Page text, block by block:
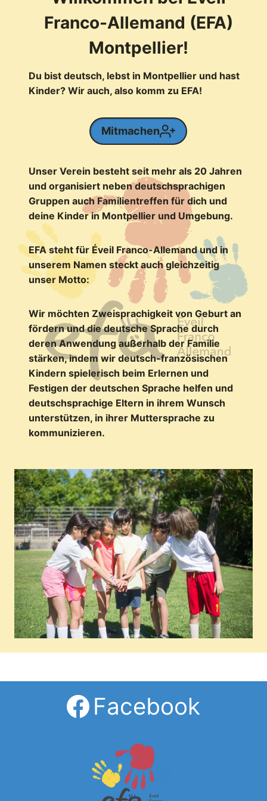
Franco-Allemand (EFA)
Montpellier!
Du bist deutsch, lebst in Montpellier und hast
Kinder? Wir auch, also komm zu EFA!
Mitmachen
Unser Verein besteht seit mehr als 20 Jahren
und organisiert neben deutschsprachigen
Gruppen auch Familientreffen für dich und
deine Kinder in Montpellier und Umgebung.
EFA steht für Éveil Franco-Allemand und in
unserem Namen steckt auch gleichzeitig
unser Motto:
Wir möchten Zweisprachigkeit von Geburt an
fördern und die deutsche Sprache durch
deren Anwendung außerhalb der Familie
stärken, indem wir deutsch-französischen
Kindern spielerisch beim Erlernen und
Festigen der deutschen Sprache helfen und
deutschsprachige Eltern in ihrem Wunsch
unterstützen, in ihrer Muttersprache zu
kommunizieren.
Facebook